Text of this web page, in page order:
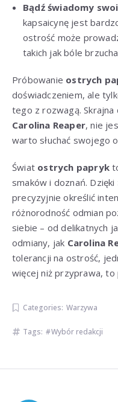
Bądź świadomy
kapsaicynę jest
ostrość może
takich jak bóle
Próbowanie ostrych
doświadczeniem, ale
tego z rozwagą.
Carolina Reaper, nie
warto słuchać swojego
Świat ostrych papryk
smaków i doznań. Dzięki
precyzyjnie określić
różnorodność odmian
siebie – od delikatnych
odmiany, jak Carolina
tolerancji na ostrość,
więcej niż przyprawa, to
Categories: Warzywa
Tags: Wybór redakcji